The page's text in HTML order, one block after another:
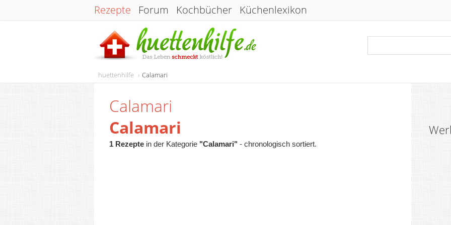
Rezepte Forum Kochbücher Küchenlexikon
huettenhilfe Calamari
Calamari
Calamari
1 Rezepte in der Kategorie "Calamari" - chronologisch sortiert.